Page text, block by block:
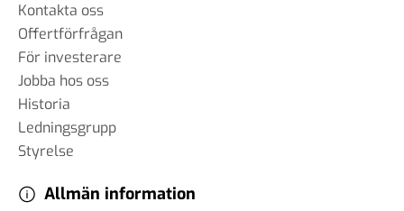
Kontakta oss
Offertförfrågan
För investerare
Jobba hos oss
Historia
Ledningsgrupp
Styrelse
Allmän information